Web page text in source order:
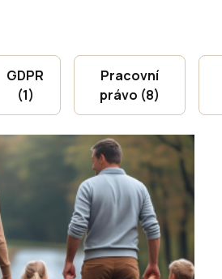
GDPR
(1)
Pracovní
právo (8)